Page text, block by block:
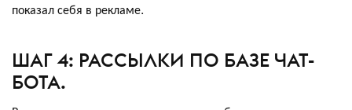
показал себя в рекламе.
ШАГ 4: РАССЫЛКИ ПО БАЗЕ ЧАТ-
БОТА.